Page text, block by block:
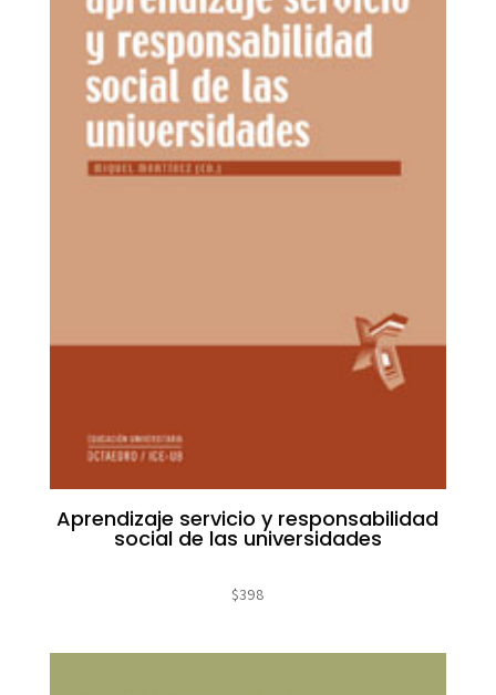
Aprendizaje servicio y responsabilidad
social de las universidades
$398